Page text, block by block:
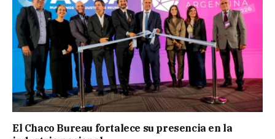
El Chaco Bureau fortalece su presencia en la